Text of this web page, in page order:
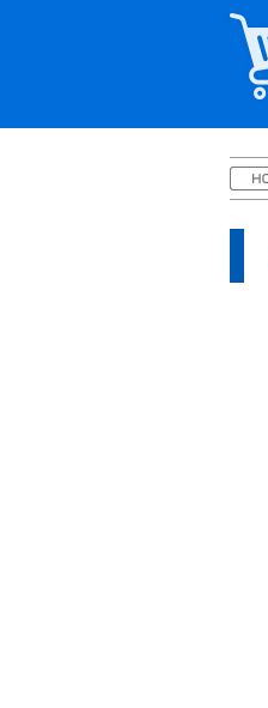
ル
料
H
O
E